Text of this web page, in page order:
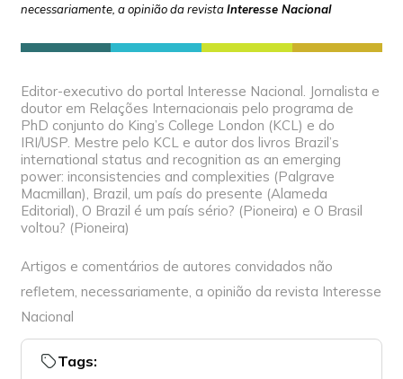
necessariamente, a opinião da revistaInteresse Nacional
Editor-executivo do portal Interesse Nacional. Jornalista e
doutor em Relações Internacionais pelo programa de
PhD conjunto do King’s College London (KCL) e do
IRI/USP. Mestre pelo KCL e autor dos livros Brazil’s
international status and recognition as an emerging
power: inconsistencies and complexities (Palgrave
Macmillan), Brazil, um país do presente (Alameda
Editorial), O Brazil é um país sério? (Pioneira) e O Brasil
voltou? (Pioneira)
Artigos e comentários de autores convidados não
refletem, necessariamente, a opinião da revista Interesse
Nacional
Tags: